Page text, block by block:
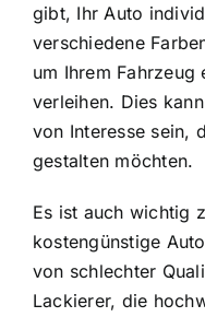
gibt, Ihr Auto
verschiedene
um Ihrem
verleihen. Dies
von Interesse sein,
gestalten möchten.
Es ist auch wichtig
kostengünstige
von schlechter
Lackierer, die